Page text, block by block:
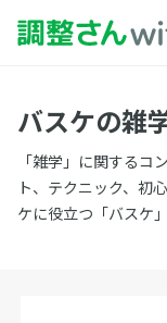
バスケの雑
「雑学」に関するコ
ト、テクニック、初
ケに役立つ「バスケ